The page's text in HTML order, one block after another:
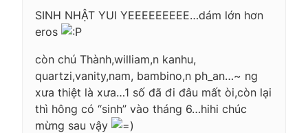
SINH NHẬT YUI YEEEEEEEEE…dám lớn hơn
eros
còn chú Thành,william,n kanhu,
quartzi,vanity,nam, bambino,n ph_an…~ ng
xưa thiệt là xưa…1 số đã đi đâu mất òi,còn lại
thì hông có “sinh” vào tháng 6…hihi chúc
mừng sau vậy